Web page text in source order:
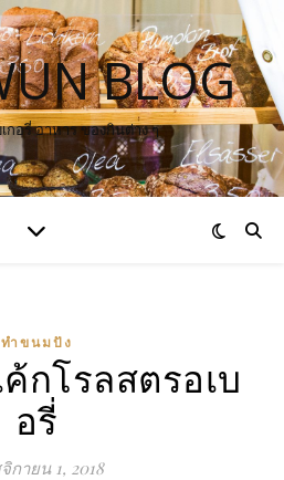
BLOG
กอรี่ อาหาร ของกินต่าง ๆ
ทำขนมปัง
กโรลสตรอเบ
อรี่
กายน 1, 2018